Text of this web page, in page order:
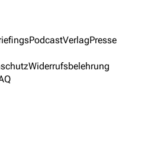
PodcastVerlagPresse
Widerrufsbelehrung